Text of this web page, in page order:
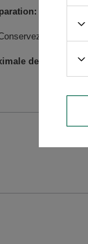
dans un
de